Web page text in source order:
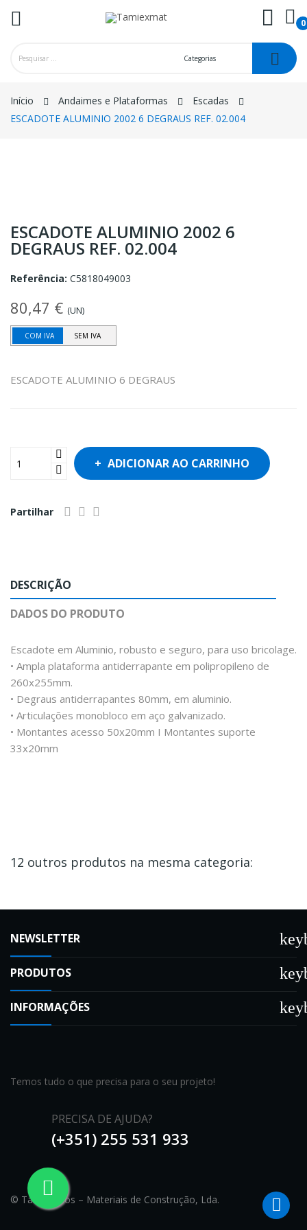
0
Início Andaimes e Plataformas
Escadas
ESCADOTE ALUMINIO 2002 6 DEGRAUS REF. 02.004
ESCADOTE ALUMINIO 2002 6
DEGRAUS REF. 02.004
Referência: C5818049003
80,47 € (UN)
COM IVA SEM IVA
ESCADOTE ALUMINIO 6 DEGRAUS
ADICIONAR AO CARRINHO
Partilhar
DESCRIÇÃO
DADOS DO PRODUTO
Escadote em Aluminio, robusto e seguro, para uso bricolage.
• Ampla plataforma antiderrapante em polipropileno de
260x255mm.
• Degraus antiderrapantes 80mm, em aluminio.
• Articulações monobloco em aço galvanizado.
• Montantes acesso 50x20mm I Montantes suporte
33x20mm
12 outros produtos na mesma categoria:
NEWSLETTER
PRODUTOS
INFORMAÇÕES
Temos tudo o que precisa para o seu projeto!
PRECISA DE AJUDA?
(+351) 255 531 933
© Tamigessos – Materiais de Construção, Lda.